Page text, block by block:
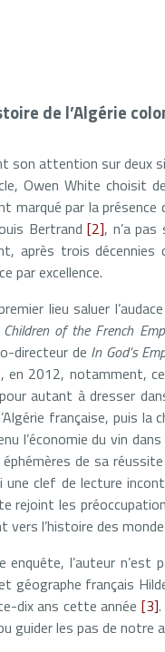
de l’Algérie
son attention sur deux
Owen White choisit
marqué par la
Bertrand[2], n’a
après trois décennies
par excellence.
lieu saluer
Children of the French
directeur de In God’s
en 2012, notamment,
autant à dresser
française, puis
l’économie du vin
de sa
une clef de lecture
rejoint les
vers l’histoire des
enquête, l’auteur
géographe français
dix ans cette année [3]
guider les pas de